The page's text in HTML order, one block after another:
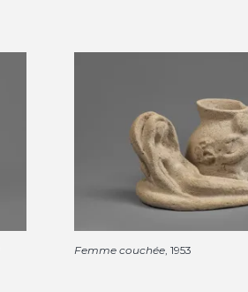
Femme couchée , 1953